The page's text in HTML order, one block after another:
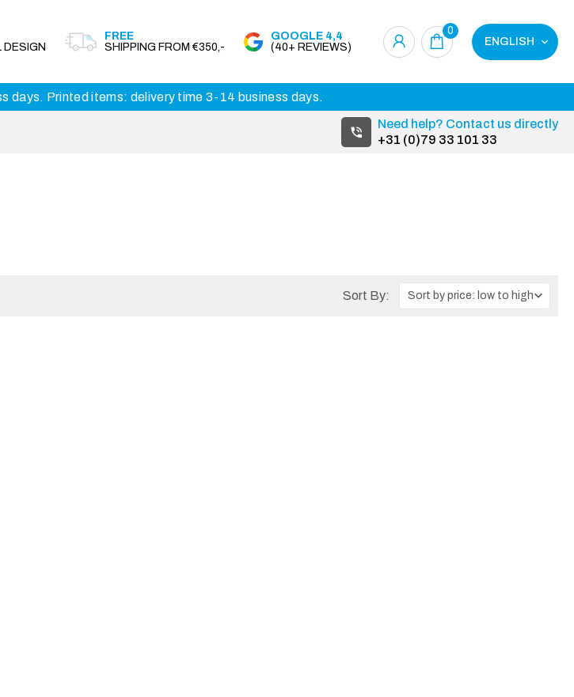
DESIGN
FREE
SHIPPING FROM €350,-
GOOGLE 4,4
(40+ REVIEWS)
0
ENGLISH
days. Printed items: delivery time 3-14 business days.
Need help? Contact us directly
+31 (0)79 33 101 33
Sort By: